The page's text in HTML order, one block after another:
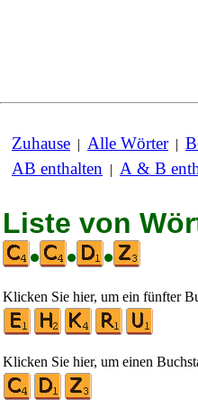
Zuhause | Alle Wörter|
AB enthalten | A & B
Liste von
•
• •
Klicken Sie hier, um ein fünfter
Klicken Sie hier, um einen